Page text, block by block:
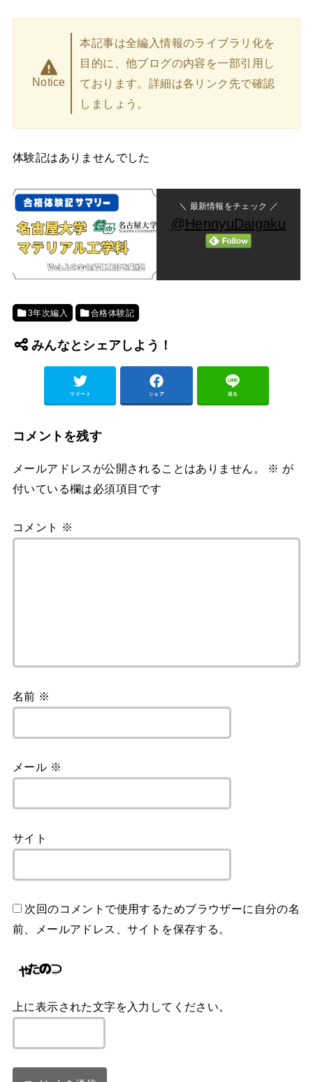
Notice
本記事は全編入情報のライブラリ化を
目的に、他ブログの内容を一部引用し
ております。詳細は各リンク先で確認
しましょう。
体験記はありませんでした
＼ 最新情報をチェック ／
@HennyuDaigaku
3年次編入 合格体験記
みんなとシェアしよう！
ツイート シェア 送る
コメントを残す
メールアドレスが公開されることはありません。 ※ が
付いている欄は必須項目です
コメント ※
名前 ※
メール ※
サイト
次回のコメントで使用するためブラウザーに自分の名
前、メールアドレス、サイトを保存する。
上に表示された文字を入力してください。